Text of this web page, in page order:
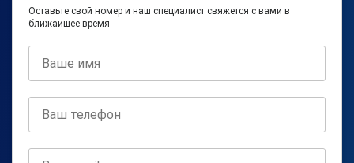
Оставьте свой номер и наш специалист свяжется с вами в
ближайшее время